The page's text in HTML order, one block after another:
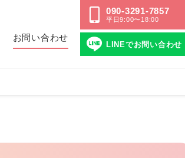
090-3291-7857
平日9:00〜18:00
LINEでお問い合わせ
お問い合わせ